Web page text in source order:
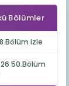
Bölümler
izle
50.Bölüm